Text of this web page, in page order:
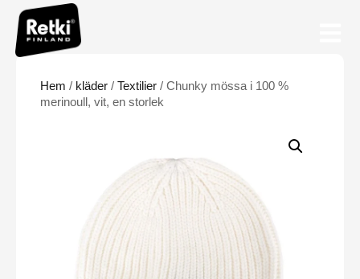
Hem / kläder / Textilier / Chunky mössa i 100 %
merinoull, vit, en storlek